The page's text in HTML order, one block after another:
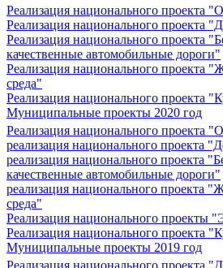
Реализация национального проекта
Реализация национального проекта
Реализация национального проекта
качественные автомобильные дороги"
Реализация национального проекта
среда"
Реализация национального проекта
Муниципальные проекты 2020 год
Реализация национального проекта
реализация национального проекта
реализация национального проекта
качественные автомобильные дороги"
реализация национального проекта
среда"
Реализация национального проекты
Реализация национального проекта
Муниципальные проекты 2019 год
Реализация национального проекта